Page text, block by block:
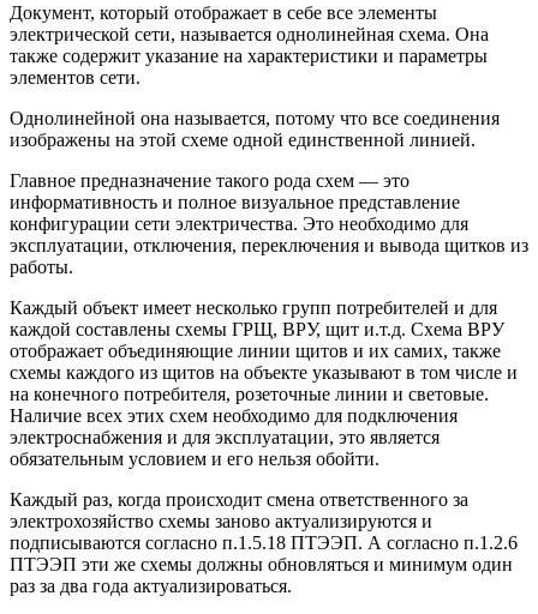
Документ, который отображает в себе все элементы
электрической сети, называется однолинейная схема. Она
также содержит указание на характеристики и параметры
элементов сети.
Однолинейной она называется, потому что все соединения
изображены на этой схеме одной единственной линией.
Главное предназначение такого рода схем — это
информативность и полное визуальное представление
конфигурации сети электричества. Это необходимо для
эксплуатации, отключения, переключения и вывода щитков из
работы.
Каждый объект имеет несколько групп потребителей и для
каждой составлены схемы ГРЩ, ВРУ, щит и.т.д. Схема ВРУ
отображает объединяющие линии щитов и их самих, также
схемы каждого из щитов на объекте указывают в том числе и
на конечного потребителя, розеточные линии и световые.
Наличие всех этих схем необходимо для подключения
электроснабжения и для эксплуатации, это является
обязательным условием и его нельзя обойти.
Каждый раз, когда происходит смена ответственного за
электрохозяйство схемы заново актуализируются и
подписываются согласно п.1.5.18 ПТЭЭП. А согласно п.1.2.6
ПТЭЭП эти же схемы должны обновляться и минимум один
раз за два года актуализироваться.